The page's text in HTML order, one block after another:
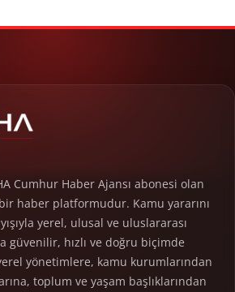
Cumhur Haber Ajansı abonesi olan
bir haber platformudur. Kamu yararını
yerel, ulusal ve uluslararası
güvenilir, hızlı ve doğru biçimde
yönetimlere, kamu kurumlarından
toplum ve yaşam başlıklarından